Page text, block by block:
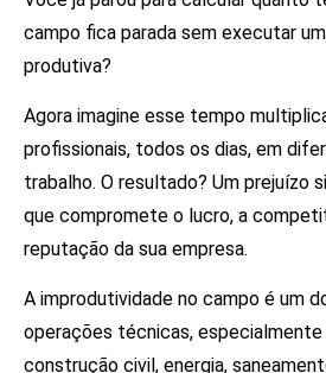
campo fica parada sem executar
produtiva?
Agora imagine esse tempo
profissionais, todos os dias, em
trabalho. O resultado? Um prejuízo
que compromete o lucro, a
reputação da sua empresa.
A improdutividade no campo é um
operações técnicas,
construção civil, energia,